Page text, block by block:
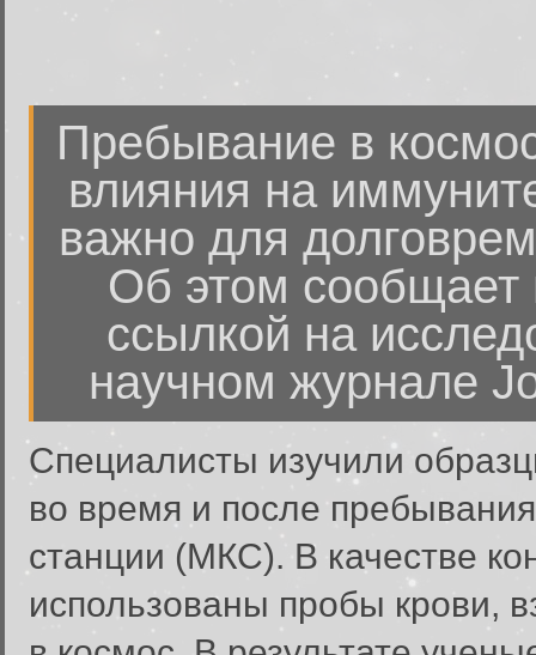
Пребывание в
влияния на
важно для
Об этом сообщает
ссылкой на
научном журнале
Специалисты изучили
во время и после
станции (МКС). В качестве
использованы пробы крови,